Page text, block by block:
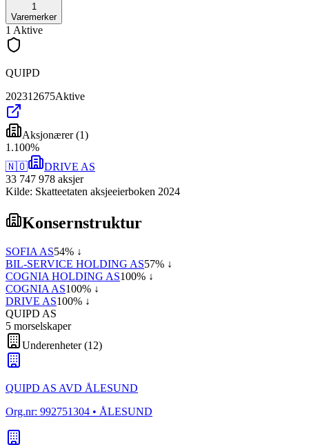
1
Varemerker
1 Aktive
QUIPD
202312675Aktive
Aksjonærer(1)
1 .100%
🇳🇴
DRIVE AS
33 747 978 aksjer
Kilde: Skatteetaten aksjeeierboken 2024
Konsernstruktur
SOFIA AS54% ↓
BIL-SERVICE HOLDING AS57% ↓
COGNIA HOLDING AS100% ↓
COGNIA AS100% ↓
DRIVE AS100% ↓
QUIPD AS
5 morselskaper
Underenheter(12)
QUIPD AS AVD ÅLESUND
Org.nr: 992751304 • ÅLESUND